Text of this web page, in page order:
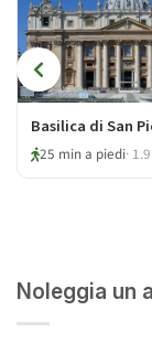
Basilica di San
25 min a piedi·
Noleggia un